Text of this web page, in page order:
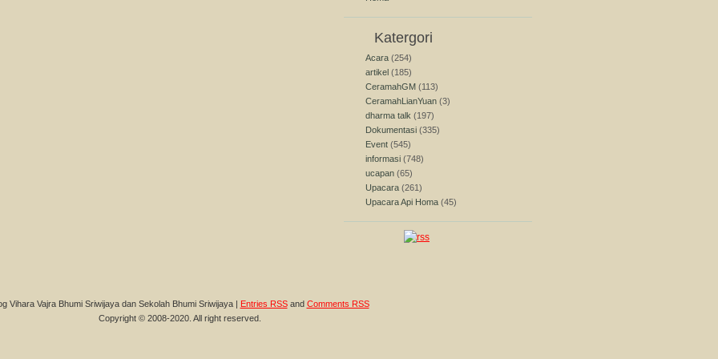
Katergori
Acara (254)
artikel (185)
CeramahGM (113)
CeramahLianYuan (3)
dharma talk (197)
Dokumentasi (335)
Event (545)
informasi (748)
ucapan (65)
Upacara (261)
Upacara Api Homa (45)
Vihara Vajra Bhumi Sriwijaya dan Sekolah Bhumi Sriwijaya | Entries RSSand Comments RSS
Copyright © 2008-2020. All right reserved.